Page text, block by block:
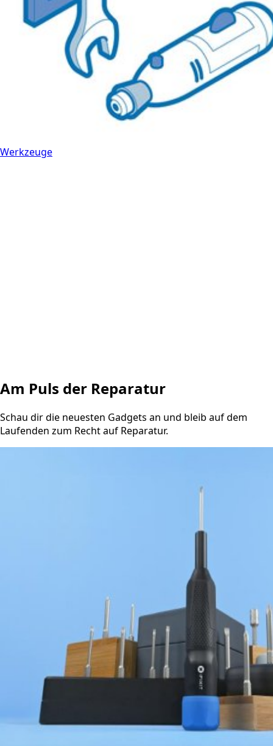
Werkzeuge
Am Puls der Reparatur
Schau dir die neuesten Gadgets an und bleib auf dem
Laufenden zum Recht auf Reparatur.